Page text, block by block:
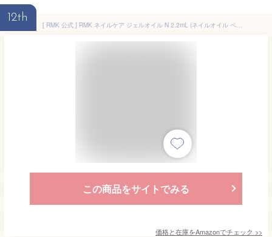
12th
[ RMK 公式 ] RMK ネイルケア ジェルオイル N 2.2mL (ネイルオイル ペンタイプ キューティクルオイル 爪 ネイル 保湿 オイル ネイルケアオイル)
この商品をサイトでみる
価格と在庫をAmazonでチェック >>